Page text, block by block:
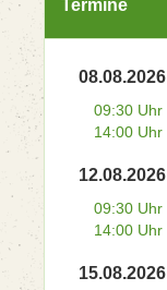
Termine
08.08.2026
09:30 Uhr
14:00 Uhr
12.08.2026
09:30 Uhr
14:00 Uhr
15.08.2026